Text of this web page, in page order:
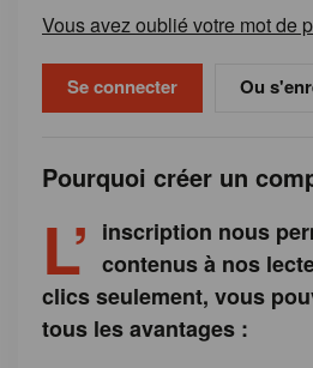
Vous avez oublié votre mot de
Ou
Pourquoi créer un
L’ inscription nous
contenus à nos
clics seulement, vous
tous les avantages :